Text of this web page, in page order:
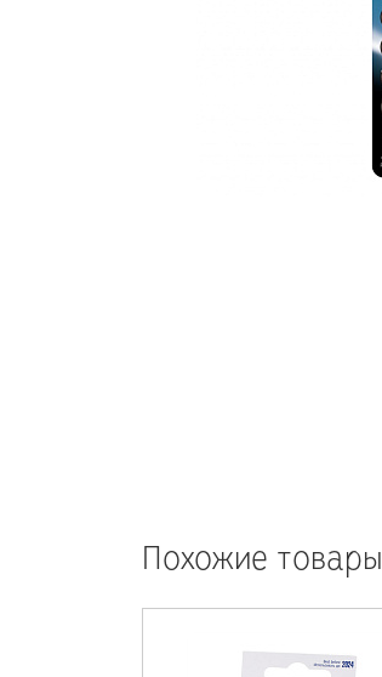
Похожие товары